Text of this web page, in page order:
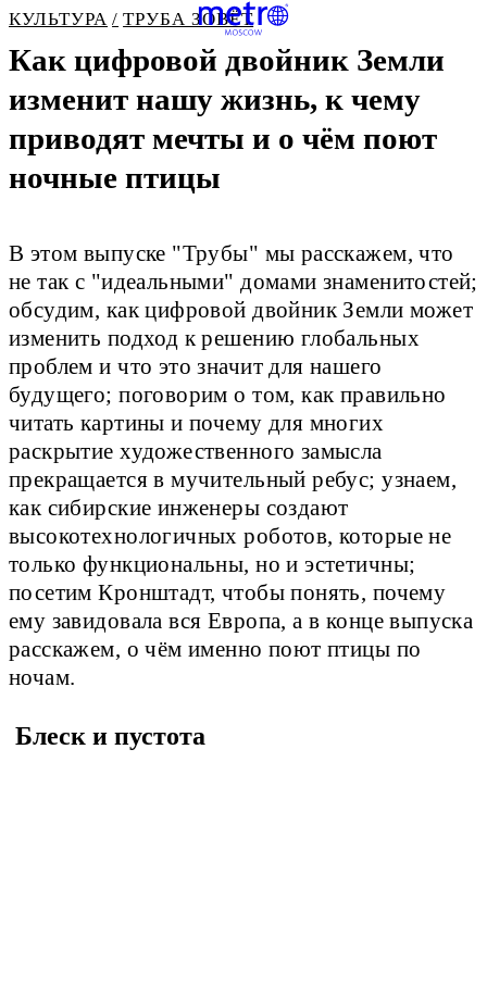
КУЛЬТУРА ТРУБА ЗОВЁТ
Как цифровой двойник Земли
изменит нашу жизнь, к чему
приводят мечты и о чём поют
ночные птицы
В этом выпуске "Трубы" мы расскажем, что
не так с "идеальными" домами знаменитостей;
обсудим, как цифровой двойник Земли может
изменить подход к решению глобальных
проблем и что это значит для нашего
будущего; поговорим о том, как правильно
читать картины и почему для многих
раскрытие художественного замысла
прекращается в мучительный ребус; узнаем,
как сибирские инженеры создают
высокотехнологичных роботов, которые не
только функциональны, но и эстетичны;
посетим Кронштадт, чтобы понять, почему
ему завидовала вся Европа, а в конце выпуска
расскажем, о чём именно поют птицы по
ночам.
Блеск и пустота